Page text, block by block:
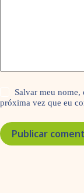
Salvar meu nome,
próxima vez que eu
Publicar